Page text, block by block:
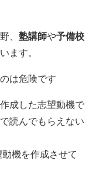
、 塾講師や予備校
ます。
は危険です
成した志望動機で
読んでもらえない
動機を作成させて